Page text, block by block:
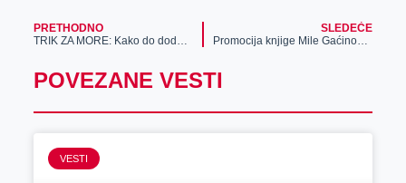
PRETHODNO
TRIK ZA MORE: Kako do dodatnog budžeta za letovanje?
SLEDEĆE
Promocija knjige Mile Gaćinović Stašević „Razmišljanja o životu“
POVEZANE VESTI
VESTI